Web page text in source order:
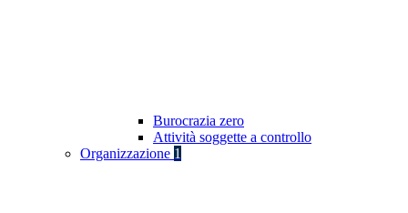
Burocrazia zero
Attività soggette a controllo
Organizzazione 1